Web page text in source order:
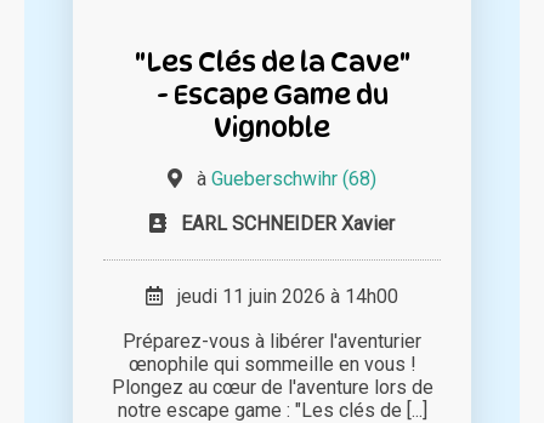
"Les Clés de la Cave"
- Escape Game du
Vignoble
à Gueberschwihr (68)
EARL SCHNEIDER Xavier
jeudi 11 juin 2026 à 14h00
Préparez-vous à libérer l'aventurier
œnophile qui sommeille en vous !
Plongez au cœur de l'aventure lors de
notre escape game : "Les clés de [...]